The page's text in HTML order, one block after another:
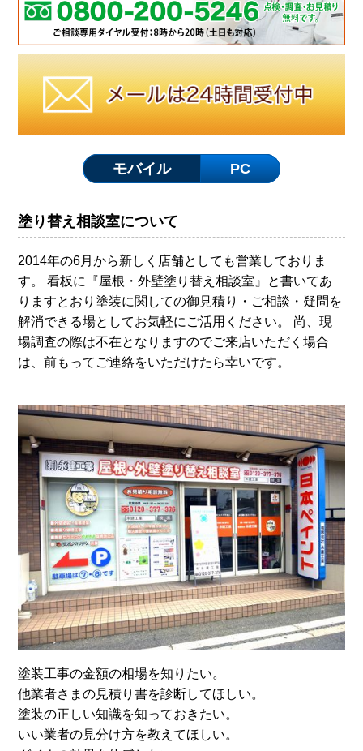
モバイル PC
塗り替え相談室について
2014年の6月から新しく店舗としても営業しておりま
す。 看板に『屋根・外壁塗り替え相談室』と書いてあ
りますとおり塗装に関しての御見積り・ご相談・疑問を
解消できる場としてお気軽にご活用ください。 尚、現
場調査の際は不在となりますのでご来店いただく場合
は、前もってご連絡をいただけたら幸いです。
塗装工事の金額の相場を知りたい。
他業者さまの見積り書を診断してほしい。
塗装の正しい知識を知っておきたい。
いい業者の見分け方を教えてほしい。